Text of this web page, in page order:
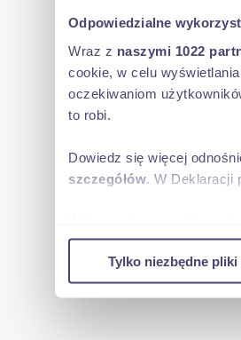
Odpowiedzialne
Wraz z naszymi 1022
cookie, w celu
oczekiwaniom
to robi.
Dowiedz się więcej
szczegółów . W
w naszej witrynie.
reklamowym i
uzyskanymi podczas
Tylko niezbędne pliki